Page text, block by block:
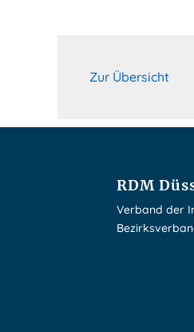
Zur Übersicht
RDM
Verband der